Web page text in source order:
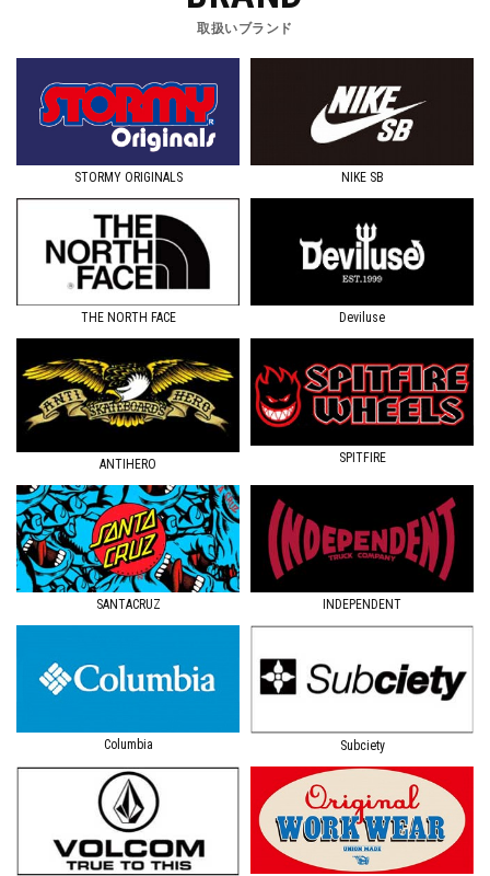
取扱いブランド
STORMY ORIGINALS NIKE SB
THE NORTH FACE Deviluse
ANTIHERO SPITFIRE
SANTACRUZ INDEPENDENT
Columbia Subciety